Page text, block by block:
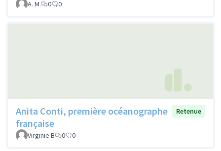
A. M. 0 0
Anita Conti, première océanographe
française
Retenue
Virginie B 0 0